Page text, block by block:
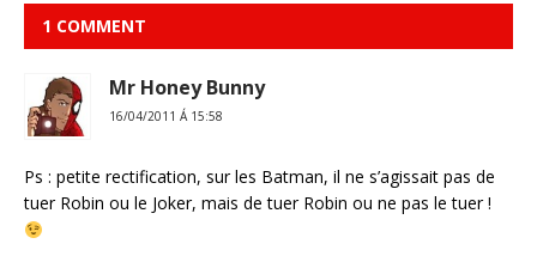
1 COMMENT
Mr Honey Bunny
16/04/2011 Á 15:58
Ps : petite rectification, sur les Batman, il ne s’agissait pas de
tuer Robin ou le Joker, mais de tuer Robin ou ne pas le tuer !